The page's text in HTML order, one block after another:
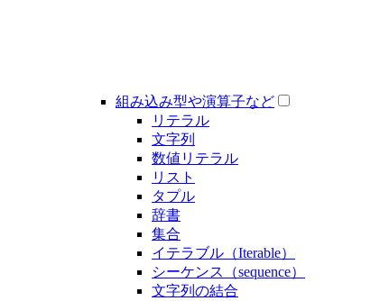
組み込み型や演算子など
リテラル
文字列
数値リテラル
リスト
タプル
辞書
集合
イテラブル（Iterable）
シーケンス（sequence）
文字列の結合